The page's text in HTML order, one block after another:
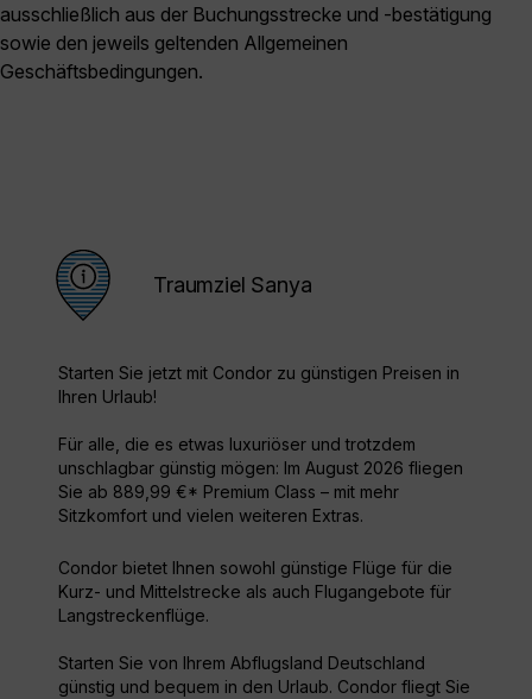
ausschließlich aus der Buchungsstrecke und -bestätigung
sowie den jeweils geltenden Allgemeinen
Geschäftsbedingungen.
Traumziel Sanya
Starten Sie jetzt mit Condor zu günstigen Preisen in
Ihren Urlaub!
Für alle, die es etwas luxuriöser und trotzdem
unschlagbar günstig mögen: Im August 2026 fliegen
Sie ab 889,99 €* Premium Class – mit mehr
Sitzkomfort und vielen weiteren Extras.
Condor bietet Ihnen sowohl günstige Flüge für die
Kurz- und Mittelstrecke als auch Flugangebote für
Langstreckenflüge.
Starten Sie von Ihrem Abflugsland Deutschland
günstig und bequem in den Urlaub. Condor fliegt Sie